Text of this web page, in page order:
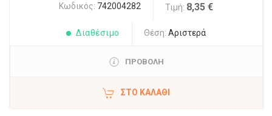
Κωδικός: 742004282 Τιμή: 8,35 €
Διαθέσιμο Θέση: Αριστερά
ΠΡΟΒΟΛΗ
ΣΤΟ ΚΑΛΆΘΙ